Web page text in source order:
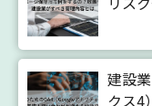
建設
クス4